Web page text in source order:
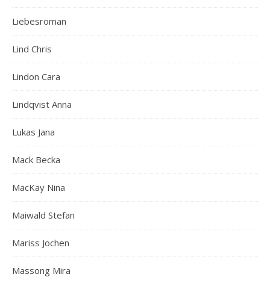
Liebesroman
Lind Chris
Lindon Cara
Lindqvist Anna
Lukas Jana
Mack Becka
MacKay Nina
Maiwald Stefan
Mariss Jochen
Massong Mira